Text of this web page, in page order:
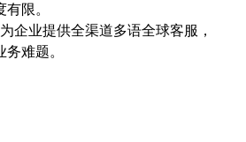
限。
企业提供全渠道多语全球客服，
难题。